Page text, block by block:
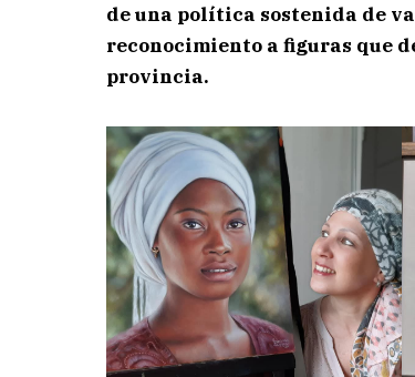
de una política sostenida de
reconocimiento a figuras que
provincia.